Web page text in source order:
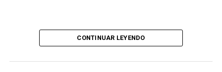
CONTINUAR LEYENDO